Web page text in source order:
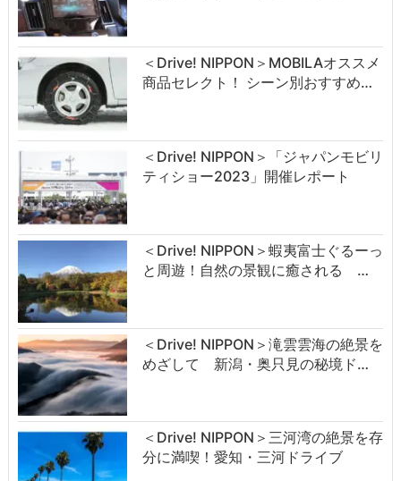
＜Drive! NIPPON＞MOBILAオススメ
商品セレクト！ シーン別おすすめ…
＜Drive! NIPPON＞「ジャパンモビリ
ティショー2023」開催レポート
＜Drive! NIPPON＞蝦夷富士ぐるーっ
と周遊！自然の景観に癒される …
＜Drive! NIPPON＞滝雲雲海の絶景を
めざして 新潟・奥只見の秘境ド…
＜Drive! NIPPON＞三河湾の絶景を存
分に満喫！愛知・三河ドライブ